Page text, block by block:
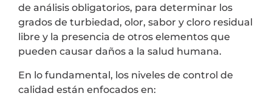
de análisis obligatorios, para determinar los
grados de turbiedad, olor, sabor y cloro residual
libre y la presencia de otros elementos que
pueden causar daños a la salud humana.
En lo fundamental, los niveles de control de
calidad están enfocados en: